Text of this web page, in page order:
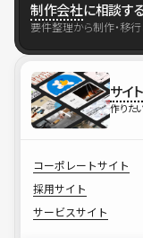
制作会社に相談す
要件整理から制作・移
サイ
作りた
コーポレートサイト
採用サイト
サービスサイト